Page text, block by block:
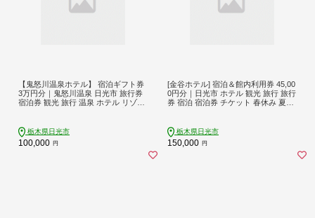
【鬼怒川温泉ホテル】 宿泊ギフト券
3万円分｜鬼怒川温泉 日光市 旅行券
宿泊券 観光 旅行 温泉 ホテル リゾー
すめ 夏休み 紅葉 [0897]
栃木県日光市
100,000 円
[金谷ホテル] 宿泊＆館内利用券 45,00
0円分｜日光市 ホテル 観光 旅行 旅行
券 宿泊 宿泊券 チケット 春休み 夏休
栃木県日光市
150,000 円